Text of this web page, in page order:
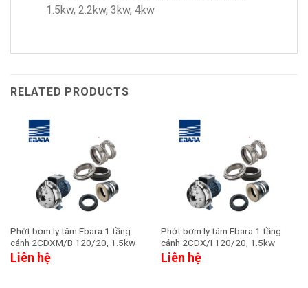
1.5kw, 2.2kw, 3kw, 4kw
RELATED PRODUCTS
Phớt bơm ly tâm Ebara 1 tầng
cánh 2CDXM/B 120/20, 1.5kw
Liên hệ
Phớt bơm ly tâm Ebara 1 tầng
cánh 2CDX/I 120/20, 1.5kw
Liên hệ